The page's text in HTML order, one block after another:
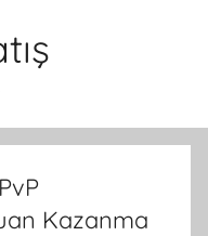
Kazanma